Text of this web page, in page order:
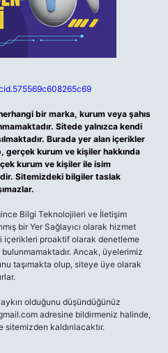
bir marka, kurum veya şahıs
Sitede yalnızca kendi
Burada yer alan içerikler
gerçek kurum ve kişiler hakkında
kurum ve kişiler ile isim
Sitemizdeki bilgiler taslak
Bilgi Teknolojileri ve İletişim
bir Yer Sağlayıcı olarak hizmet
içerikleri proaktif olarak denetleme
Ancak, üyelerimiz
taşımakta olup, siteye üye olarak
olduğunu düşündüğünüz
adresine bildirmeniz halinde,
kaldırılacaktır.